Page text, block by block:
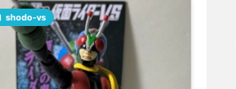
shodo-vs